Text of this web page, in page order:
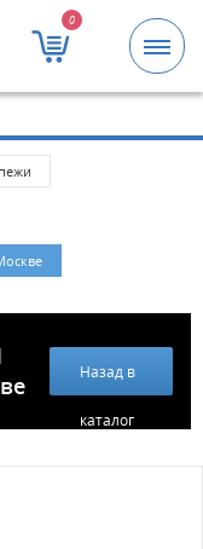
0
оптом.
Назад в
каталог